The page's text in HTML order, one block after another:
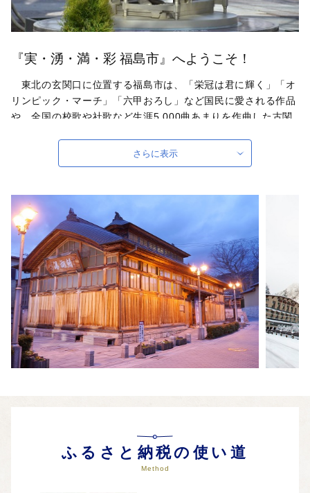
『実・湧・満・彩 福島市』へようこそ！
東北の玄関口に位置する福島市は、「栄冠は君に輝く」「オ
リンピック・マーチ」「六甲おろし」など国民に愛される作品
や、全国の校歌や社歌など生涯5,000曲あまりを作曲した古関
俳聖松尾芭蕉も訪れたという歴史と伝統に培われた「飯坂温
泉」をはじめ、こけしと水芭蕉の里「土湯温泉」や奥州三高湯
色のある温泉地を有するほか、初夏のサクランボにはじまり、
夏のモモ、秋のナシやブドウ、初冬のリンゴなど、四季を通じ
て上質なくだものが楽しめる、豊かな自然に囲まれた四季の移
り変わりがとても美しいまちです。
自治体ホームページはこちら（外部サイト）
外部サイトへ遷移します。
個人情報の保護は遷移先サイトの方針に従います。
さらに表示
ふるさと納税の使い道
Method